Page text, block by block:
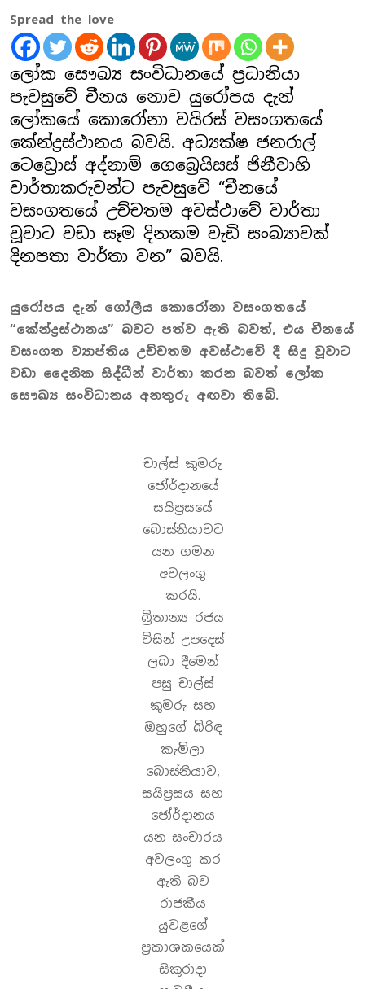
Spread the love
ලෝක සෞඛ්‍ය සංවිධානයේ ප්‍රධානියා
පැවසුවේ චීනය නොව යුරෝපය දැන්
ලෝකයේ කොරෝනා වයිරස් වසංගතයේ
කේන්ද්‍රස්ථානය බවයි. අධ්‍යක්ෂ ජනරාල්
ටෙඩ්‍රොස් අද්නාම් ගෙබ්‍රෙයිසස් ජිනීවාහි
වාර්තාකරුවන්ට පැවසුවේ “චීනයේ
වසංගතයේ උච්චතම අවස්ථාවේ වාර්තා
වූවාට වඩා සෑම දිනකම වැඩි සංඛ්‍යාවක්
දිනපතා වාර්තා වන” බවයි.
යුරෝපය දැන් ගෝලීය කොරෝනා වසංගතයේ
“කේන්ද්‍රස්ථානය” බවට පත්ව ඇති බවත්, එය චීනයේ
වසංගත ව්‍යාප්තිය උච්චතම අවස්ථාවේ දී සිදු වූවාට
වඩා දෛනික සිද්ධීන් වාර්තා කරන බවත් ලෝක
සෞඛ්‍ය සංවිධානය අනතුරු අඟවා තිබේ.
චාල්ස් කුමරු
ජෝර්දානයේ
සයිප්‍රසයේ
බොස්නියාවට
යන ගමන
අවලංගු
කරයි.
බ්‍රිතාන්‍ය රජය
විසින් උපදෙස්
ලබා දීමෙන්
පසු චාල්ස්
කුමරු සහ
ඔහුගේ බිරිඳ
කැමිලා
බොස්නියාව,
සයිප්‍රසය සහ
ජෝර්දානය
යන සංචාරය
අවලංගු කර
ඇති බව
රාජකීය
යුවළගේ
ප්‍රකාශකයෙක්
සිකුරාදා